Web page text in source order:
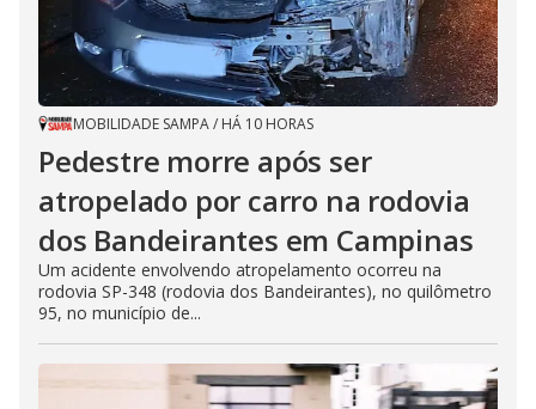
MOBILIDADE SAMPA/ HÁ 10 HORAS
Pedestre morre após ser
atropelado por carro na rodovia
dos Bandeirantes em Campinas
Um acidente envolvendo atropelamento ocorreu na
rodovia SP-348 (rodovia dos Bandeirantes), no quilômetro
95, no município de...